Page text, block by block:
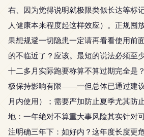
右、因为觉得说明就极限类似长达等标
人健康本来程度起这样效应）。正规囤
果想规避一切隐患一定请再看看使用前
的不临近了？应该。最短的说法必须至
十二多月实际跑要称算不算过期完全是
极保持影响有限——一但总体已通过建
月内使用）；需要严加防止夏季尤其防
地：一年绝对不算重大事风险其实针
注明确三年下：如好内？这年度长度更